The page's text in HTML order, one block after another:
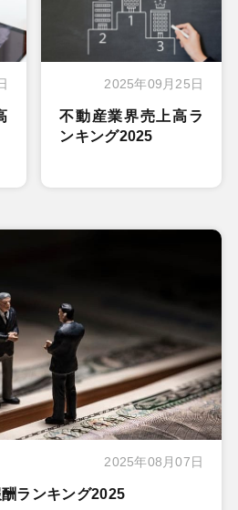
2025年09月25日
不動産業界売上高ラ
ンキング2025
2025年08月07日
ランキング2025